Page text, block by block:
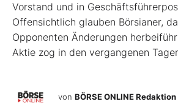
Vorstand und in
Offensichtlich glauben Börsianer,
Opponenten Änderungen
Aktie zog in den vergangenen
von BÖRSE ONLINE Redaktion